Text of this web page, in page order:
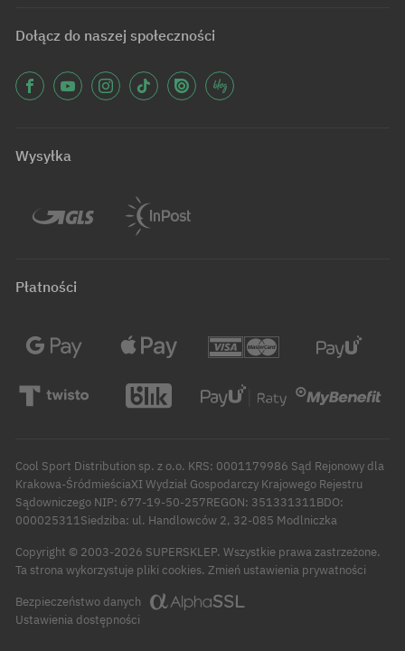
Dołącz do naszej społeczności
Wysyłka
Płatności
Cool Sport Distribution sp. z o.o. KRS: 0001179986 Sąd Rejonowy dla
Krakowa-ŚródmieściaXI Wydział Gospodarczy Krajowego Rejestru
Sądowniczego NIP: 677-19-50-257REGON: 351331311BDO:
000025311Siedziba: ul. Handlowców 2, 32-085 Modlniczka
Copyright © 2003-2026 SUPERSKLEP. Wszystkie prawa zastrzeżone.
Ta strona wykorzystuje pliki cookies. Zmień ustawienia prywatności
Bezpieczeństwo danych
Ustawienia dostępności